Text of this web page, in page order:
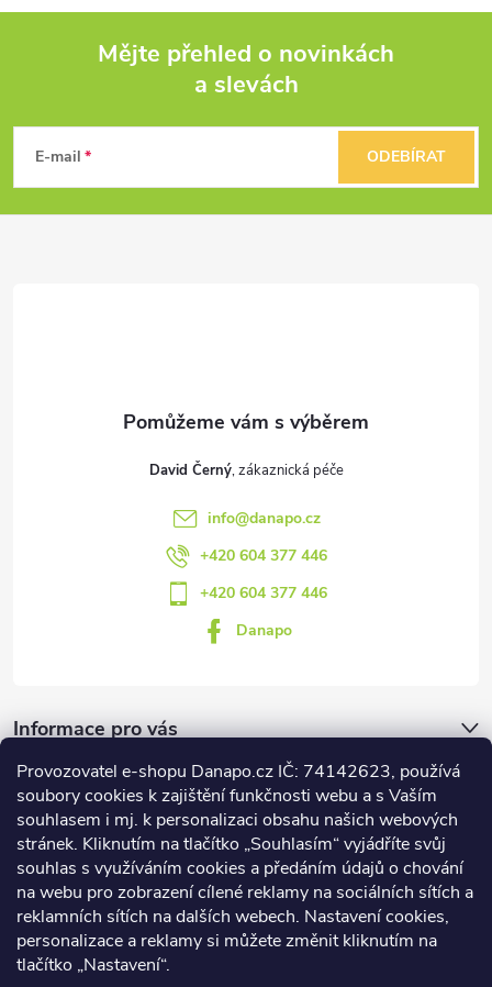
Provozovatel e-shopu Danapo.cz IČ: 74142623, používá
soubory cookies k zajištění funkčnosti webu a s Vaším
souhlasem i mj. k personalizaci obsahu našich webových
stránek. Kliknutím na tlačítko „Souhlasím“ vyjádříte svůj
souhlas s využíváním cookies a předáním údajů o chování
na webu pro zobrazení cílené reklamy na sociálních sítích a
reklamních sítích na dalších webech. Nastavení cookies,
personalizace a reklamy si můžete změnit kliknutím na
tlačítko „Nastavení“.
p
Mějte přehled o novinkách
a slevách
E-mail ODEBÍRAT
David Černý
info@danapo.cz
+420 604 377 446
+420 604 377 446
Danapo
Informace pro vás
Dotazník
Co upřednosťnujete?
Počet hlasů:437
Facebook